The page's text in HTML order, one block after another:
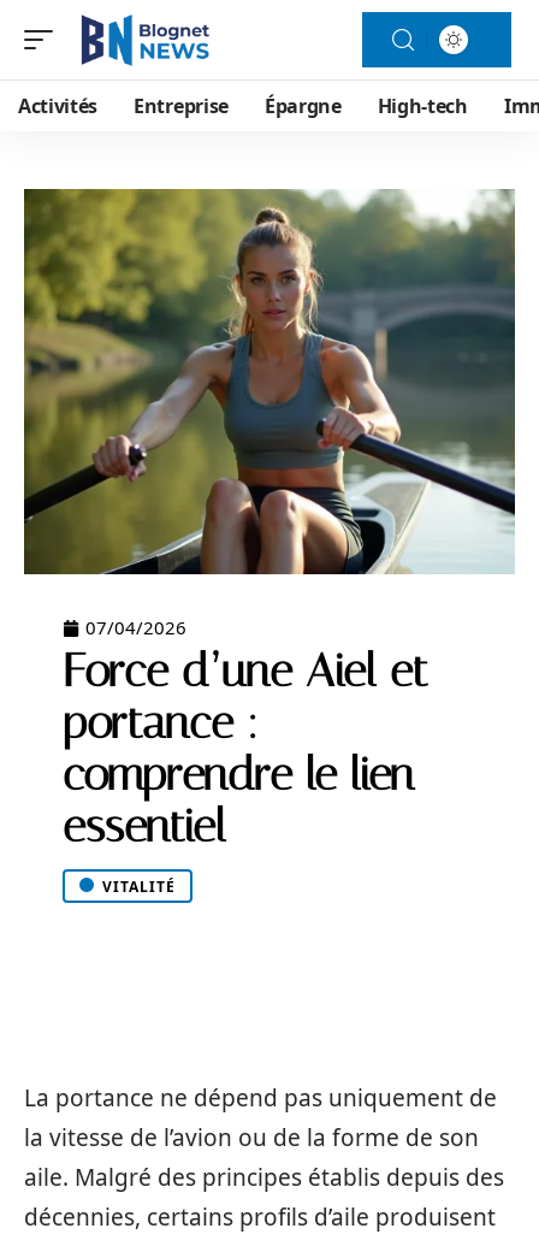
Activités Entreprise Épargne High-tech
07/04/2026
Force d’une Aiel et
portance :
comprendre le lien
essentiel
VITALITÉ
La portance ne dépend pas uniquement de
la vitesse de l’avion ou de la forme de son
aile. Malgré des principes établis depuis des
décennies, certains profils d’aile produisent